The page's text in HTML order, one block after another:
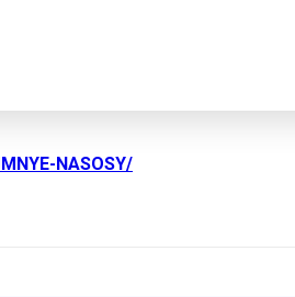
NASOSY/